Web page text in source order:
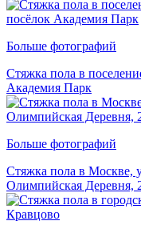
Больше фотографий
Стяжка пола в
Академия Парк
Больше фотографий
Стяжка пола в Москве,
Олимпийская Деревня,